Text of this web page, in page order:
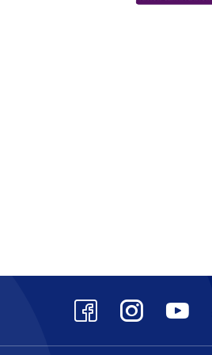
FacebookInstagram